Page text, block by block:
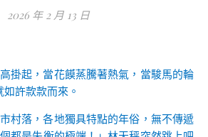
2026 年 2 月 13 日
掛起，當花饃蒸騰著熱氣，當駿馬的輪
許款款而來。
村落，各地獨具特點的年俗，無不傳遞